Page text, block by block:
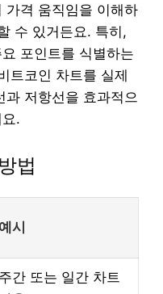
가격 움직임을 이해하
수 있거든요. 특히,
포인트를 식별하는
트코인 차트를 실제
과 저항선을 효과적으
.
법
예시
주간 또는 일간 차트